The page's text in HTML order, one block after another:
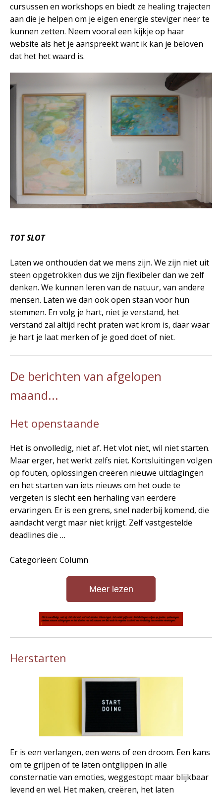
cursussen en workshops en biedt ze healing trajecten
aan die je helpen om je eigen energie steviger neer te
kunnen zetten. Neem vooral een kijkje op haar
website als het je aanspreekt want ik kan je beloven
dat het het waard is.
TOT SLOT
Laten we onthouden dat we mens zijn. We zijn niet uit
steen opgetrokken dus we zijn flexibeler dan we zelf
denken. We kunnen leren van de natuur, van andere
mensen. Laten we dan ook open staan voor hun
stemmen. En volg je hart, niet je verstand, het
verstand zal altijd recht praten wat krom is, daar waar
je hart je laat merken of je goed doet of niet.
De berichten van afgelopen
maand...
Het openstaande
Het is onvolledig, niet af. Het vlot niet, wil niet starten.
Maar erger, het werkt zelfs niet. Kortsluitingen volgen
op fouten, oplossingen creëren nieuwe uitdagingen
en het starten van iets nieuws om het oude te
vergeten is slecht een herhaling van eerdere
ervaringen. Er is een grens, snel naderbij komend, die
aandacht vergt maar niet krijgt. Zelf vastgestelde
deadlines die …
Categorieën: Column
Meer lezen
Herstarten
Er is een verlangen, een wens of een droom. Een kans
om te grijpen of te laten ontglippen in alle
consternatie van emoties, weggestopt maar blijkbaar
levend en wel. Het maken, creëren, het laten